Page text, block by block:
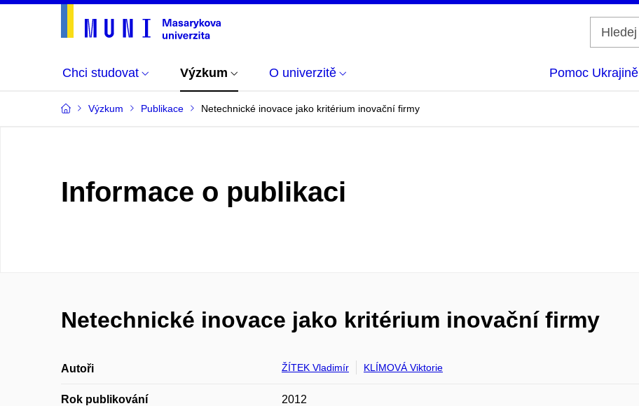
Chci studovat Výzkum O univerzitě Pomoc Ukrajině
Výzkum Publikace Netechnické inovace jako kritérium inovační firmy
Informace o publikaci
Netechnické inovace jako kritérium inovační firmy
Autoři ŽÍTEK Vladimír KLÍMOVÁ Viktorie
Rok publikování 2012